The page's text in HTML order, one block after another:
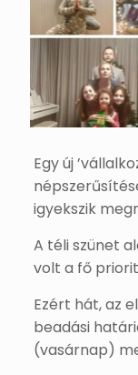
Egy új
igyekszik
A téli szünet
volt a fő
Ezért hát, az
beadási
(vasárnap)